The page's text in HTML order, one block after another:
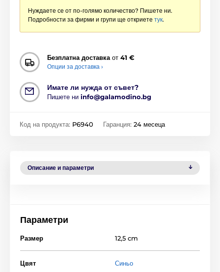
Нуждаете се от по-голямо количество? Пишете ни.
Подробности за фирми и групи ще откриете тук.
Безплатна доставкаот 41 €
Опции за доставка ›
Имате ли нужда от съвет?
Пишете ни info@galamodino.bg
Код на продукта: P6940 Гаранция: 24 месеца
Описание и параметри
Параметри
Размер 12,5 cm
Цвят Синьо